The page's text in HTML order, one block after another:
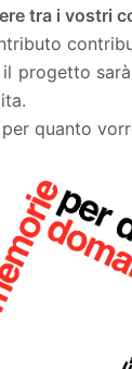
tra i vostri
progetto
per quanto